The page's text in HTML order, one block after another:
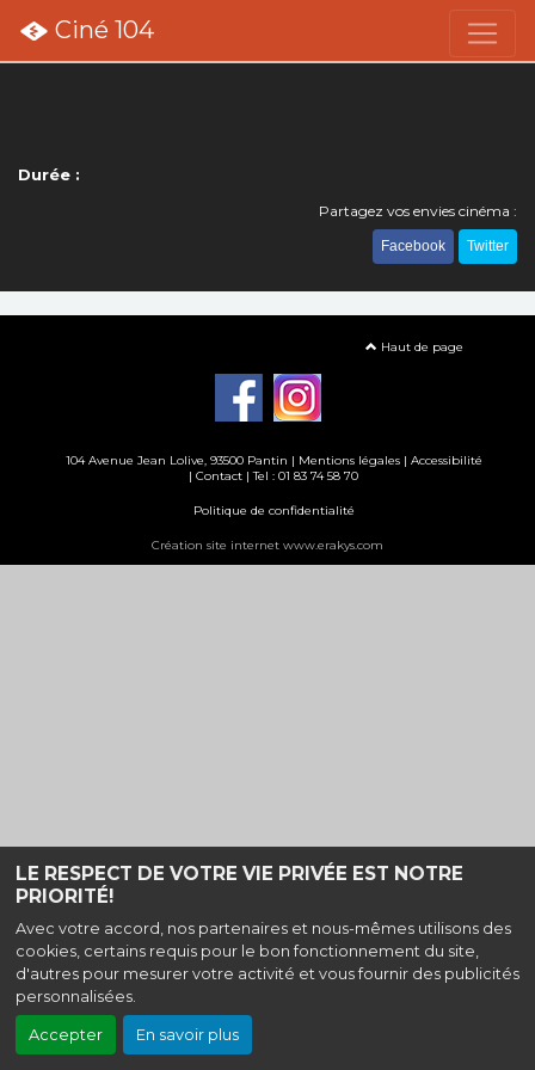
LE RESPECT DE VOTRE VIE PRIVÉE EST NOTRE
PRIORITÉ!
Avec votre accord, nos partenaires et nous-mêmes utilisons des
cookies, certains requis pour le bon fonctionnement du site,
d'autres pour mesurer votre activité et vous fournir des publicités
personnalisées.
Accepter En savoir plus
Ciné 104
Durée :
Partagez vos envies cinéma :
Facebook Twitter
Haut de page
104 Avenue Jean Lolive, 93500 Pantin | Mentions légales| Accessibilité
| Contact | Tel : 01 83 74 58 70
Politique de confidentialité
Création site internet www.erakys.com